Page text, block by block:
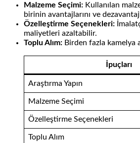
Malzeme Seçimi: Kullanılan
birinin avantajlarını ve
Özelleştirme Seçenekleri:
maliyetleri azaltabilir.
Toplu Alım: Birden fazla kamelya
İpuçları
Araştırma Yapın
Malzeme Seçimi
Özelleştirme Seçenekleri
Toplu Alım